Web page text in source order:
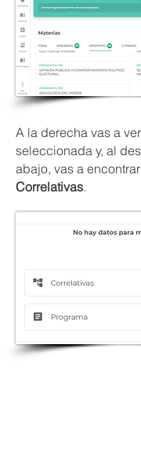
A la derecha vas a
seleccionada y, al
abajo, vas a
Correlativas.